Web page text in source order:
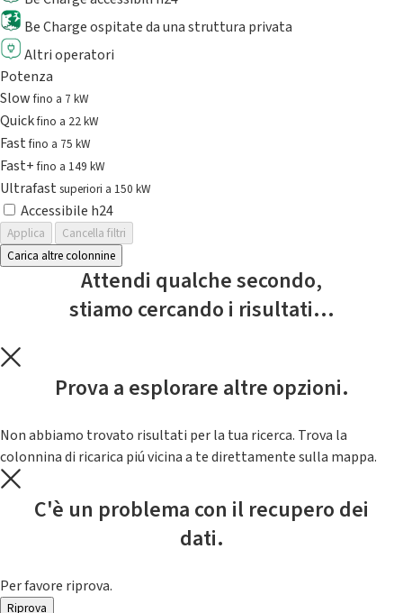
Be Charge ospitate da una struttura privata
Altri operatori
Potenza
Slowfino a 7 kW
Quickfino a 22 kW
Fastfino a 75 kW
Fast+fino a 149 kW
Ultrafast superiori a 150 kW
Accessibile h24
Applica
Cancella filtri
Carica altre colonnine
Attendi qualche secondo,
stiamo cercando i risultati...
Prova a esplorare altre opzioni.
Non abbiamo trovato risultati per la tua ricerca. Trova la
colonnina di ricarica piú vicina a te direttamente sulla mappa.
C'è un problema con il recupero dei
dati.
Per favore riprova.
Riprova